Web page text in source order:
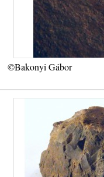
©Bakonyi Gábor